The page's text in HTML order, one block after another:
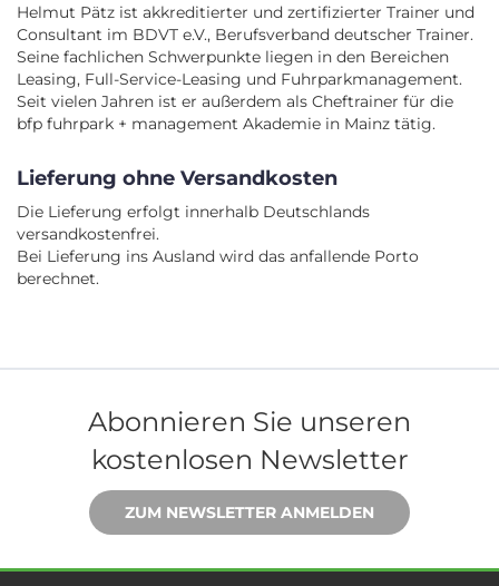
Helmut Pätz ist akkreditierter und zertifizierter Trainer und
Consultant im BDVT e.V., Berufsverband deutscher Trainer.
Seine fachlichen Schwerpunkte liegen in den Bereichen
Leasing, Full-Service-Leasing und Fuhrparkmanagement.
Seit vielen Jahren ist er außerdem als Cheftrainer für die
bfp fuhrpark + management Akademie in Mainz tätig.
Lieferung ohne Versandkosten
Die Lieferung erfolgt innerhalb Deutschlands
versandkostenfrei.
Bei Lieferung ins Ausland wird das anfallende Porto
berechnet.
Abonnieren Sie unseren
kostenlosen Newsletter
ZUM NEWSLETTER ANMELDEN